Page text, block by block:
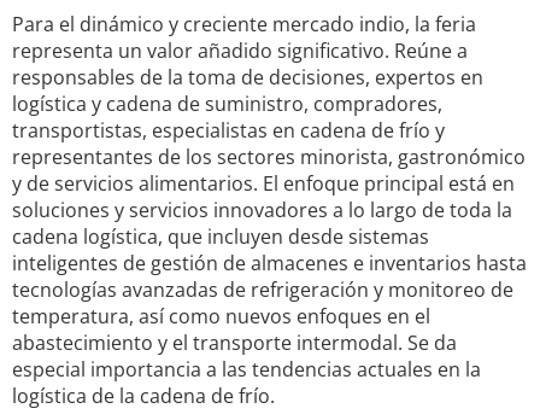
Para el dinámico y creciente mercado indio, la feria
representa un valor añadido significativo. Reúne a
responsables de la toma de decisiones, expertos en
logística y cadena de suministro, compradores,
transportistas, especialistas en cadena de frío y
representantes de los sectores minorista, gastronómico
y de servicios alimentarios. El enfoque principal está en
soluciones y servicios innovadores a lo largo de toda la
cadena logística, que incluyen desde sistemas
inteligentes de gestión de almacenes e inventarios hasta
tecnologías avanzadas de refrigeración y monitoreo de
temperatura, así como nuevos enfoques en el
abastecimiento y el transporte intermodal. Se da
especial importancia a las tendencias actuales en la
logística de la cadena de frío.